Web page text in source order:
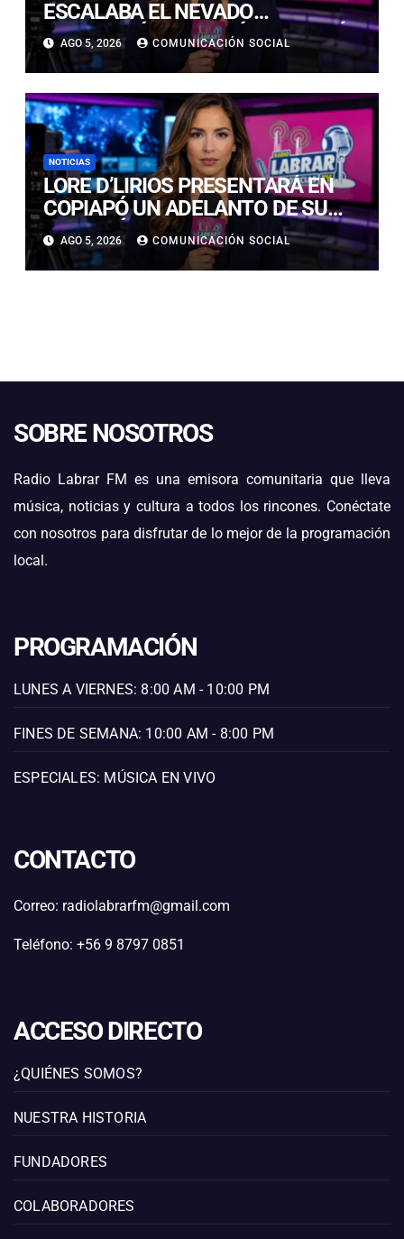
ESCALABA EL NEVADO
HUASCARÁN EN PERÚ: SE HABRÍA
PRECIPITADO DESDE 900 METROS
AGO 5, 2026 COMUNICACIÓN SOCIAL
NOTICIAS
LORE D’LIRIOS PRESENTARÁ EN
COPIAPÓ UN ADELANTO DE SU
NUEVO ÁLBUM “FRUTOS Y
RAÍCES”
AGO 5, 2026 COMUNICACIÓN SOCIAL
SOBRE NOSOTROS
Radio Labrar FM es una emisora comunitaria que lleva
música, noticias y cultura a todos los rincones. Conéctate
con nosotros para disfrutar de lo mejor de la programación
local.
PROGRAMACIÓN
LUNES A VIERNES: 8:00 AM - 10:00 PM
FINES DE SEMANA: 10:00 AM - 8:00 PM
ESPECIALES: MÚSICA EN VIVO
CONTACTO
Correo: radiolabrarfm@gmail.com
Teléfono: +56 9 8797 0851
ACCESO DIRECTO
¿QUIÉNES SOMOS?
NUESTRA HISTORIA
FUNDADORES
COLABORADORES